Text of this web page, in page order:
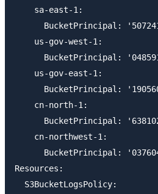
    sa-east-1:
BucketPrincipal:
    us-gov-west-1:
BucketPrincipal:
    us-gov-east-1:
BucketPrincipal:
    cn-north-1:
BucketPrincipal:
    cn-northwest-1:
BucketPrincipal:
Resources:
  S3BucketLogsPolicy: